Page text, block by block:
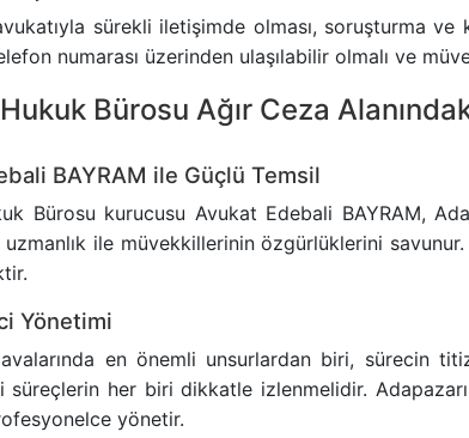
sürekli iletişimde olması, soruşturma ve
numarası üzerinden ulaşılabilir olmalı ve
Bürosu Ağır Ceza
BAYRAM ile Güçlü Temsil
Bürosu kurucusu Avukat Edebali BAYRAM,
ile müvekkillerinin özgürlüklerini
Yönetimi
en önemli unsurlardan biri, sürecin
süreçlerin her biri dikkatle izlenmelidir.
yönetir.